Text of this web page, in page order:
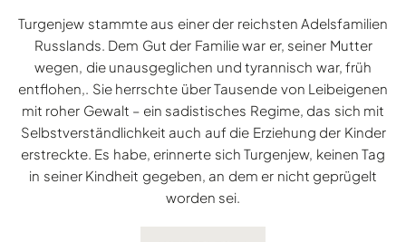
Turgenjew stammte aus einer der reichsten Adelsfamilien
Russlands. Dem Gut der Familie war er, seiner Mutter
wegen, die unausgeglichen und tyrannisch war, früh
entflohen,. Sie herrschte über Tausende von Leibeigenen
mit roher Gewalt – ein sadistisches Regime, das sich mit
Selbstverständlichkeit auch auf die Erziehung der Kinder
erstreckte. Es habe, erinnerte sich Turgenjew, keinen Tag
in seiner Kindheit gegeben, an dem er nicht geprügelt
worden sei.